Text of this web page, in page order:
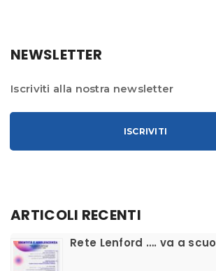
NEWSLETTER
Iscriviti alla nostra newsletter
ISCRIVITI
ARTICOLI RECENTI
​Rete Lenford …. va a